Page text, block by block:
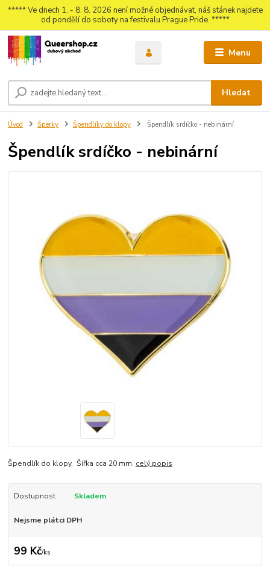
***** Ve dnech 1. - 8. 8. 2026 není možné objednávat, náš stánek najdete
od pondělí do soboty na festivalu Prague Pride. *****
Menu
Hledat
Úvod Šperky Špendlíky do klopy Špendlík srdíčko - nebinární
Špendlík srdíčko - nebinární
Špendlík do klopy. Šířka cca 20 mm. celý popis
Dostupnost Skladem
Nejsme plátci DPH
99 Kč/ks